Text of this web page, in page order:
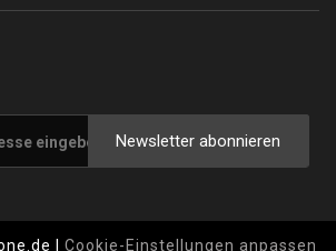
Newsletter abonnieren
| Cookie-Einstellungen anpassen